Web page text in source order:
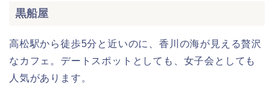
黒船屋
高松駅から徒歩5分と近いのに、香川の海が見える贅沢
なカフェ。デートスポットとしても、女子会としても
人気があります。